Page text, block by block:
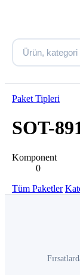
Paket Tipleri
SOT-
Komponent
0
Tüm Paketler